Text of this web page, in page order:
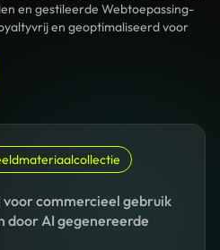
en gestileerde Webtoepassing-
en geoptimaliseerd voor
commercieel gebruik
door AI gegenereerde